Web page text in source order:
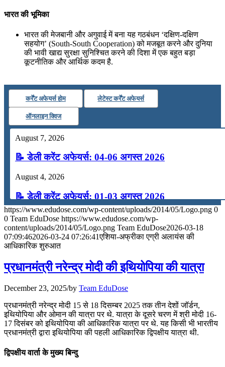
भारत की भूमिका
भारत की मेजबानी और अगुवाई में बना यह गठबंधन ‘दक्षिण-दक्षिण
सहयोग’ (South-South Cooperation) को मजबूत करने और दुनिया
की भावी खाद्य सुरक्षा सुनिश्चित करने की दिशा में एक बहुत बड़ा
कूटनीतिक और आर्थिक कदम है.
कर्रेंट अफेयर्स होम लेटेस्ट कर्रेंट अफेयर्स
ऑनलाइन क्विज
August 7, 2026
📝 डेली करेंट अफेयर्स: 04-06 अगस्त 2026
August 4, 2026
📝 डेली करेंट अफेयर्स: 01-03 अगस्त 2026
July 31, 2026
📝 डेली करेंट अफेयर्स: 28-31 जुलाई 2026
📝 डेली करेंट अफेयर्स: 25-27 जुलाई 2026
July 25, 2026
📝 डेली करेंट अफेयर्स: 22-24 जुलाई 2026
July 22, 2026
📝 डेली करेंट अफेयर्स: 19-21 जुलाई 2026
https://www.edudose.com/wp-content/uploads/2014/05/Logo.png 0
0 Team EduDose https://www.edudose.com/wp-
content/uploads/2014/05/Logo.png Team EduDose2026-03-18
07:09:462026-03-24 07:26:41एशिया-अफ्रीका एग्री अलायंस की
आधिकारिक शुरुआत
प्रधानमंत्री नरेन्‍द्र मोदी की इथियोपिया की यात्रा
December 23, 2025/by Team EduDose
प्रधानमंत्री नरेन्‍द्र मोदी 15 से 18 दिसम्बर 2025 तक तीन देशों जॉर्डन,
इथियोपिया और ओमान की यात्रा पर थे. यात्रा के दूसरे चरण में श्री मोदी 16-
17 दिसंबर को इथियोपिया की आधिकारिक यात्रा पर थे. यह किसी भी भारतीय
प्रधानमंत्री द्वारा इथियोपिया की पहली आधिकारिक द्विपक्षीय यात्रा थी.
द्विपक्षीय वार्ता के मुख्य बिन्दु